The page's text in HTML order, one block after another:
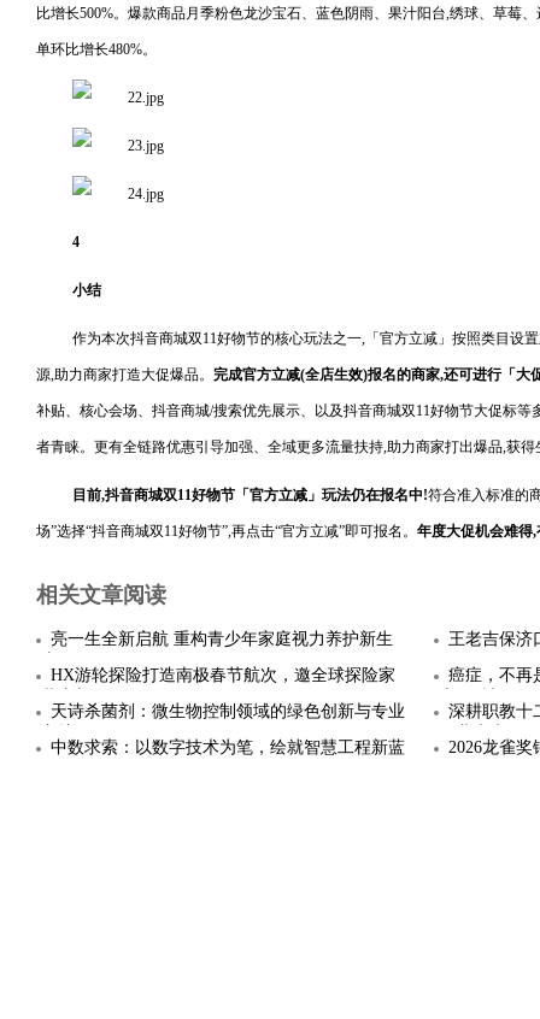
比增长500%。爆款商品月季粉色龙沙宝石、蓝色阴雨、果汁阳台,绣球、草莓
单环比增长480%。
4
小结
作为本次抖音商城双11好物节的核心玩法之一,「官方立减」按照类目设
源,助力商家打造大促爆品。 完成官方立减(全店生效)报名的商家,还可进行「大
补贴、核心会场、抖音商城/搜索优先展示、以及抖音商城双11好物节大促标
者青睐。更有全链路优惠引导加强、全域更多流量扶持,助力商家打出爆品,获得
目前,抖音商城双11好物节「官方立减」玩法仍在报名中!符合准入标准的
场”选择“抖音商城双11好物节”,再点击“官方立减”即可报名。 年度大促机会难得
相关文章阅读
亮一生全新启航 重构青少年家庭视力养护新生
王老吉保济
HX游轮探险打造南极春节航次，邀全球探险家
癌症，不
天诗杀菌剂：微生物控制领域的绿色创新与专业
深耕职教十
中数求索：以数字技术为笔，绘就智慧工程新蓝
2026龙雀